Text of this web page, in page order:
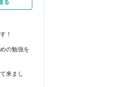
る
！
の勉強を
来まし